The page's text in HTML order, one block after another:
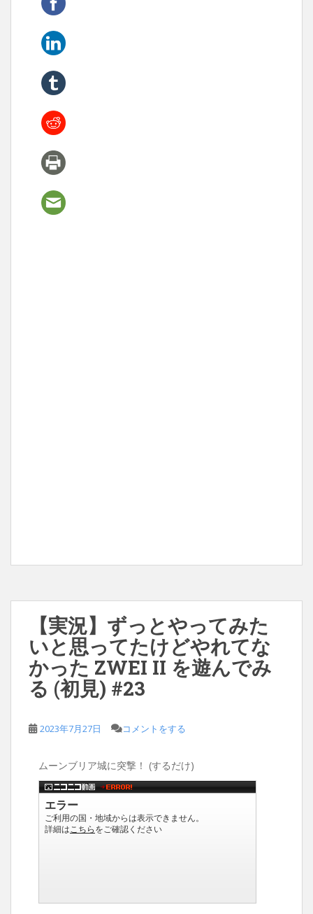
【実況】ずっとやってみた
いと思ってたけどやれてな
かった ZWEI II を遊んでみ
る (初見) #23
2023年7月27日 コメントをする
ムーンブリア城に突撃！ (するだけ)